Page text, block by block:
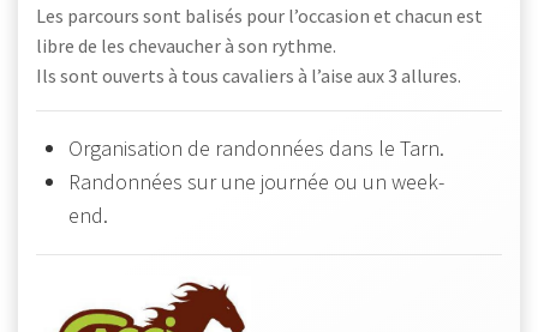
Les parcours sont balisés pour l’occasion et chacun est
libre de les chevaucher à son rythme.
Ils sont ouverts à tous cavaliers à l’aise aux 3 allures.
Organisation de randonnées dans le Tarn.
Randonnées sur une journée ou un week-
end.